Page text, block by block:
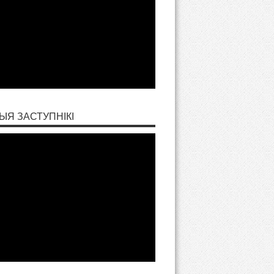
ЗАСТУПНІКІ